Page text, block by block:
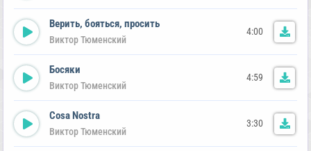
Верить, бояться, просить
Виктор Тюменский
4:00
Босяки
Виктор Тюменский
4:59
Cosa Nostra
Виктор Тюменский
3:30